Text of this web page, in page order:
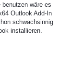
wäre es
Outlook Add-In
schwachsinnig
installieren.